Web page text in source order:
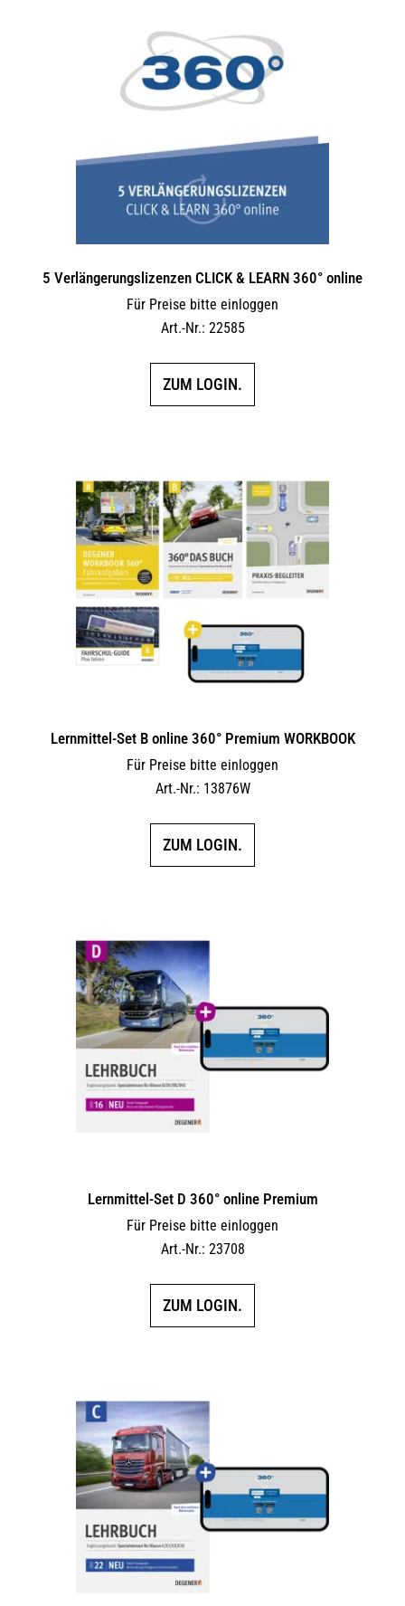
5 Verlängerungs­lizenzen CLICK & LEARN 360° online
Für Preise bitte einloggen
Art.-Nr.: 22585
ZUM LOGIN.
Lernmittel-Set B online 360° Premium WORKBOOK
Für Preise bitte einloggen
Art.-Nr.: 13876W
ZUM LOGIN.
Lernmittel-Set D 360° online Premium
Für Preise bitte einloggen
Art.-Nr.: 23708
ZUM LOGIN.